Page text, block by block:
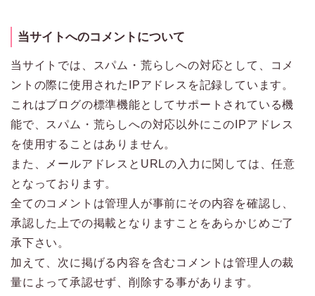
当サイトへのコメントについて
当サイトでは、スパム・荒らしへの対応として、コメ
ントの際に使用されたIPアドレスを記録しています。
これはブログの標準機能としてサポートされている機
能で、スパム・荒らしへの対応以外にこのIPアドレス
を使用することはありません。
また、メールアドレスとURLの入力に関しては、任意
となっております。
全てのコメントは管理人が事前にその内容を確認し、
承認した上での掲載となりますことをあらかじめご了
承下さい。
加えて、次に掲げる内容を含むコメントは管理人の裁
量によって承認せず、削除する事があります。